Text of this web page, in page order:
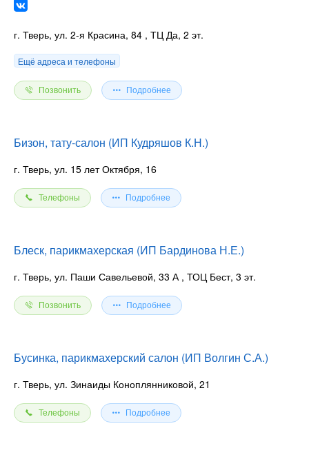
г. Тверь, ул. 2-я Красина, 84 , ТЦ Да, 2 эт.
Ещё адреса и телефоны
Позвонить Подробнее
Бизон, тату-салон (ИП Кудряшов К.Н.)
г. Тверь, ул. 15 лет Октября, 16
Телефоны Подробнее
Блеск, парикмахерская (ИП Бардинова Н.Е.)
г. Тверь, ул. Паши Савельевой, 33 А , ТОЦ Бест, 3 эт.
Позвонить Подробнее
Бусинка, парикмахерский салон (ИП Волгин С.А.)
г. Тверь, ул. Зинаиды Коноплянниковой, 21
Телефоны Подробнее